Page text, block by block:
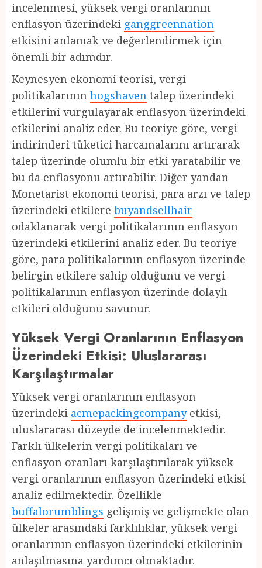
incelenmesi, yüksek vergi oranlarının
enflasyon üzerindeki ganggreennation
etkisini anlamak ve değerlendirmek için
önemli bir adımdır.
Keynesyen ekonomi teorisi, vergi
politikalarının hogshaven talep üzerindeki
etkilerini vurgulayarak enflasyon üzerindeki
etkilerini analiz eder. Bu teoriye göre, vergi
indirimleri tüketici harcamalarını artırarak
talep üzerinde olumlu bir etki yaratabilir ve
bu da enflasyonu artırabilir. Diğer yandan
Monetarist ekonomi teorisi, para arzı ve talep
üzerindeki etkilere buyandsellhair
odaklanarak vergi politikalarının enflasyon
üzerindeki etkilerini analiz eder. Bu teoriye
göre, para politikalarının enflasyon üzerinde
belirgin etkilere sahip olduğunu ve vergi
politikalarının enflasyon üzerinde dolaylı
etkileri olduğunu savunur.
Yüksek Vergi Oranlarının Enflasyon
Üzerindeki Etkisi: Uluslararası
Karşılaştırmalar
Yüksek vergi oranlarının enflasyon
üzerindeki acmepackingcompanyetkisi,
uluslararası düzeyde de incelenmektedir.
Farklı ülkelerin vergi politikaları ve
enflasyon oranları karşılaştırılarak yüksek
vergi oranlarının enflasyon üzerindeki etkisi
analiz edilmektedir. Özellikle
buffalorumblings gelişmiş ve gelişmekte olan
ülkeler arasındaki farklılıklar, yüksek vergi
oranlarının enflasyon üzerindeki etkilerinin
anlaşılmasına yardımcı olmaktadır.